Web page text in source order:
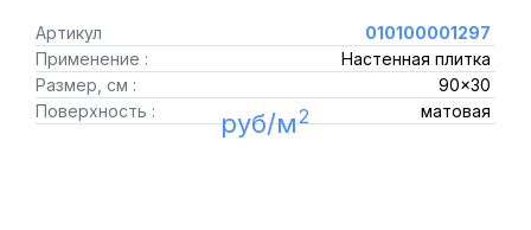
Артикул
010100001297
Применение :
Настенная плитка
Размер, см :
90x30
Поверхность :
матовая
руб/м2